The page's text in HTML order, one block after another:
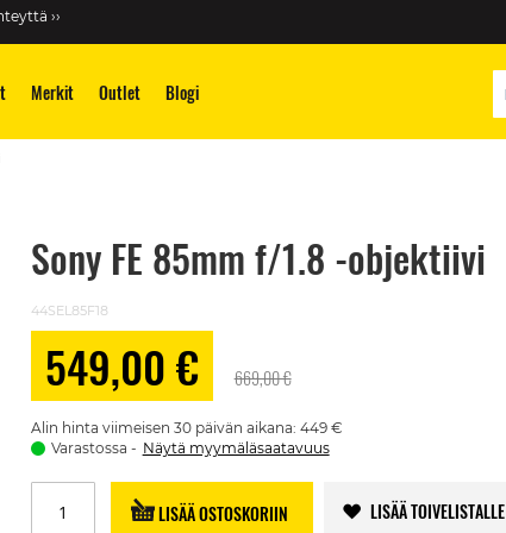
››
Merkit Outlet Blogi
Sony FE 85mm f/1.8 -objektiivi
44SEL85F18
Alennushinta
549,00 € 669,00 €
Alin hinta viimeisen 30 päivän aikana: 449 €
Varastossa
Näytä myymäläsaatavuus
LISÄÄ OSTOSKORIIN LISÄÄ TOIVELISTALLE